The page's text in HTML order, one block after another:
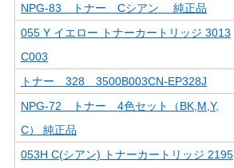
NPG-83 トナー Cシアン 純正品
055 Y イエロー トナーカートリッジ 3013
C003
トナー 328 3500B003CN-EP328J
NPG-72 トナー 4色セット（BK,M,Y,
C） 純正品
053H C(シアン) トナーカートリッジ 2195